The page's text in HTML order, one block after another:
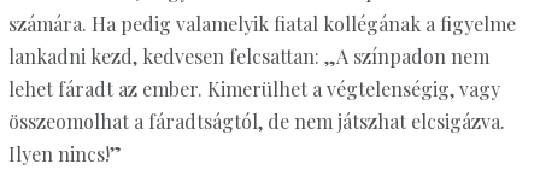
számára. Ha pedig valamelyik fiatal kollégának a figyelme
lankadni kezd, kedvesen felcsattan: „A színpadon nem
lehet fáradt az ember. Kimerülhet a végtelenségig, vagy
összeomolhat a fáradtságtól, de nem játszhat elcsigázva.
Ilyen nincs!”